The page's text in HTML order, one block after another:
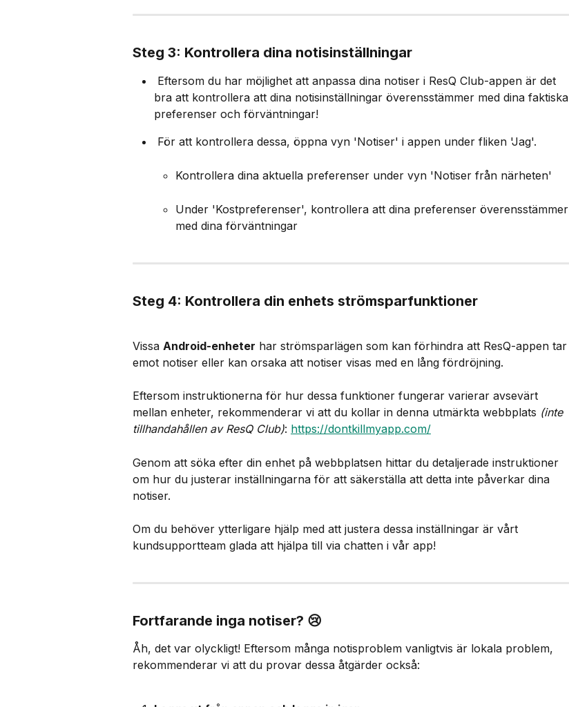
Steg 3: Kontrollera dina notisinställningar
bra att kontrollera att dina notisinställningar överensstämmer med dina faktiska
preferenser och förväntningar!​
För att kontrollera dessa, öppna vyn 'Notiser' i appen under fliken 'Jag'.
Kontrollera dina aktuella preferenser under vyn 'Notiser från närheten'​
Under 'Kostpreferenser', kontrollera att dina preferenser överensstämmer
med dina förväntningar​
Steg 4: Kontrollera din enhets strömsparfunktioner
Vissa Android-enheter har strömsparlägen som kan förhindra att ResQ-appen tar
emot notiser eller kan orsaka att notiser visas med en lång fördröjning.​
Eftersom instruktionerna för hur dessa funktioner fungerar varierar avsevärt
mellan enheter, rekommenderar vi att du kollar in denna utmärkta webbplats (inte
tillhandahållen av ResQ Club): https://dontkillmyapp.com/​
Genom att söka efter din enhet på webbplatsen hittar du detaljerade instruktioner
om hur du justerar inställningarna för att säkerställa att detta inte påverkar dina
notiser.​
Om du behöver ytterligare hjälp med att justera dessa inställningar är vårt
kundsupportteam glada att hjälpa till via chatten i vår app!​
Fortfarande inga notiser? 😢
Åh, det var olyckligt! Eftersom många notisproblem vanligtvis är lokala problem,
rekommenderar vi att du provar dessa åtgärder också:​